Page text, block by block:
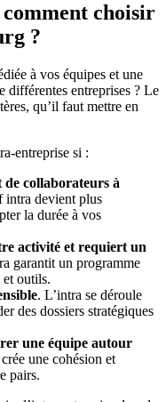
choisir
?
à vos équipes et une
différentes entreprises ? Le
qu’il faut mettre en
entreprise si :
collaborateurs à
intra devient plus
la durée à vos
activité et requiert un
garantit un programme
outils.
. L’intra se déroule
des dossiers stratégiques
une équipe autour
une cohésion et
pairs.